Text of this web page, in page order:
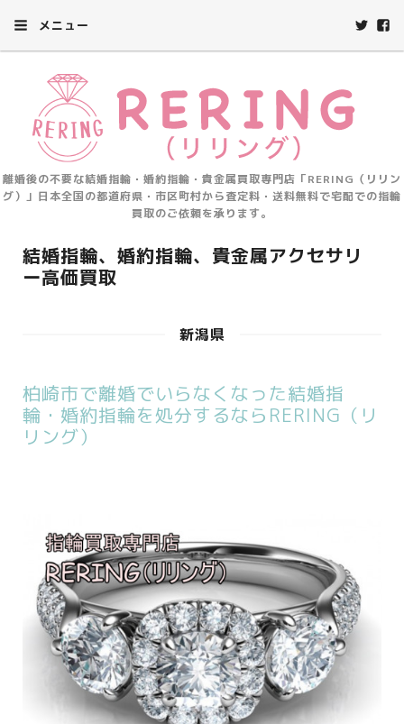
メニュー
離婚後の不要な結婚指輪・婚約指輪・貴金属買取専門店「RERING（リリン
グ）」日本全国の都道府県・市区町村から査定料・送料無料で宅配での指輪
買取のご依頼を承ります。
結婚指輪、婚約指輪、貴金属アクセサリ
ー高価買取
新潟県
柏崎市で離婚でいらなくなった結婚指
輪・婚約指輪を処分するならRERING（リ
リング）